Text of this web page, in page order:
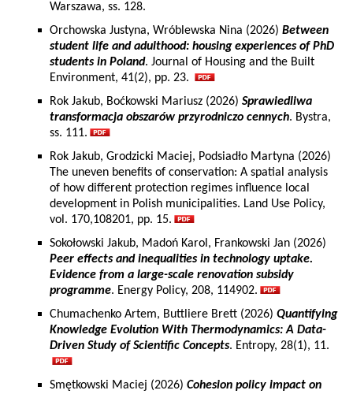
Warszawa, ss. 128.
Orchowska Justyna, Wróblewska Nina (2026) Between
student life and adulthood: housing experiences of PhD
students in Poland. Journal of Housing and the Built
Environment, 41(2), pp. 23.
Rok Jakub, Boćkowski Mariusz (2026) Sprawiedliwa
transformacja obszarów przyrodniczo cennych. Bystra,
ss. 111.
Rok Jakub, Grodzicki Maciej, Podsiadło Martyna (2026)
The uneven benefits of conservation: A spatial analysis
of how different protection regimes influence local
development in Polish municipalities. Land Use Policy,
vol. 170,108201, pp. 15.
Sokołowski Jakub, Madoń Karol, Frankowski Jan (2026)
Peer effects and inequalities in technology uptake.
Evidence from a large-scale renovation subsidy
programme. Energy Policy, 208, 114902.
Chumachenko Artem, Buttliere Brett (2026) Quantifying
Knowledge Evolution With Thermodynamics: A Data-
Driven Study of Scientific Concepts. Entropy, 28(1), 11.
Smętkowski Maciej (2026) Cohesion policy impact on